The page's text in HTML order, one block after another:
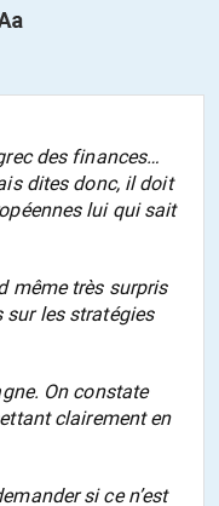
des finances…
dites donc, il doit
lui qui sait
même très surpris
sur les stratégies
On constate
clairement en
si ce n’est